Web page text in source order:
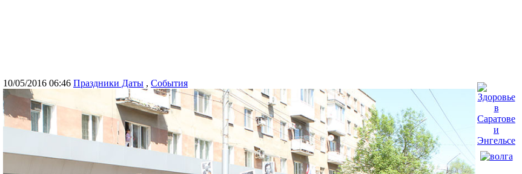
10/05/2016 06:46 Праздники Даты , События